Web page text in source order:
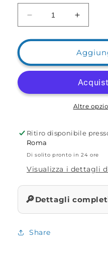
Diminuisci
quantità
per
20
e
Lb.
Aumenta
quantità
per
Spinlink
20
e
35
Lb.
Altre
Ritiro disponibile
Roma
Di solito pronto in 24 ore
Visualizza i dettagli
🔎Dettagli
Share